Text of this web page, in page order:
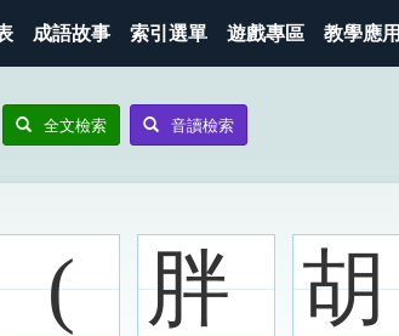
成語故事 索引選單 遊戲專區 教學應用
全文檢索 音讀檢索
( 胖
胡